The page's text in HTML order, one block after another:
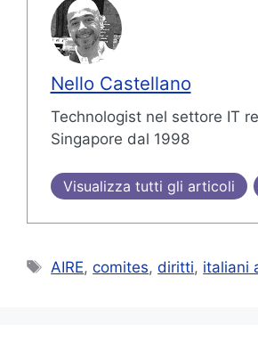
Nello Castellano
Technologist nel settore IT
Singapore dal 1998
Visualizza tutti gli articoli
Tag
AIRE,comites,diritti, italiani